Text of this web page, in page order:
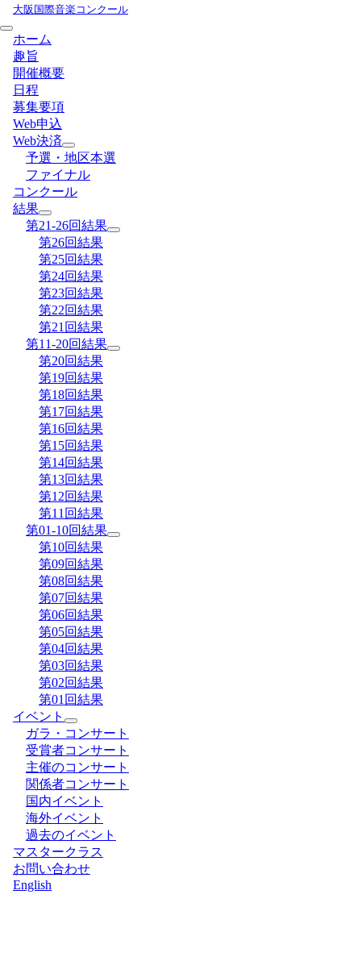
大阪国際音楽コンクール
ホーム
趣旨
開催概要
日程
募集要項
Web申込
Web決済
予選・地区本選
ファイナル
コンクール
結果
第21-26回結果
第26回結果
第25回結果
第24回結果
第23回結果
第22回結果
第21回結果
第11-20回結果
第20回結果
第19回結果
第18回結果
第17回結果
第16回結果
第15回結果
第14回結果
第13回結果
第12回結果
第11回結果
第01-10回結果
第10回結果
第09回結果
第08回結果
第07回結果
第06回結果
第05回結果
第04回結果
第03回結果
第02回結果
第01回結果
イベント
ガラ・コンサート
受賞者コンサート
主催のコンサート
関係者コンサート
国内イベント
海外イベント
過去のイベント
マスタークラス
お問い合わせ
English